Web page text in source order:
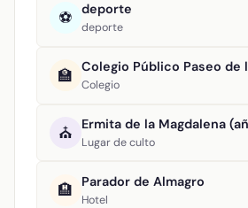
⚽ deporte
deporte
🏫 Colegio Público Paseo de
Colegio
⛪ Ermita de la Magdalena
Lugar de culto
🏨 Parador de Almagro
Hotel